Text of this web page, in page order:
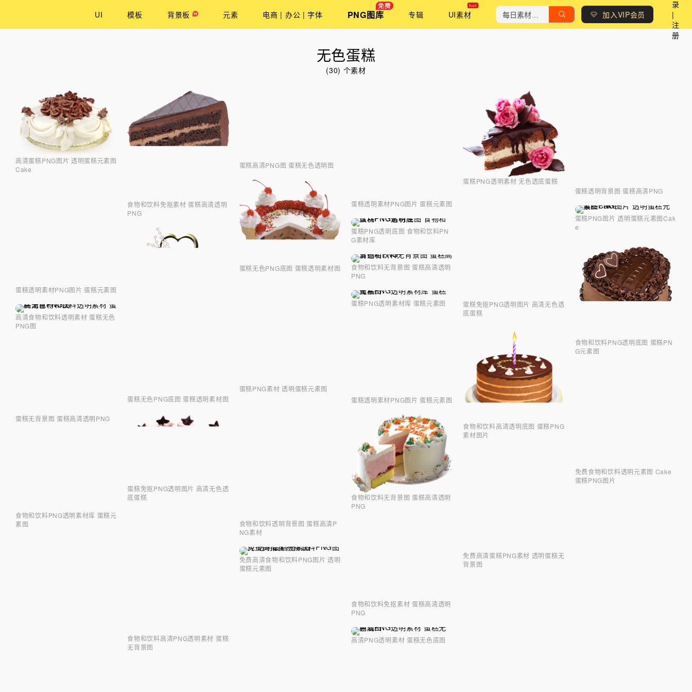
UI 模板 背景板 元素 电商 | 办公 | 字体 PNG图库 专辑 UI素材 加入VIP会员
录
|
注
册
无色蛋糕
(30) 个素材
高清蛋糕PNG图片 透明蛋糕元素图
Cake
蛋糕透明素材PNG图片 蛋糕元素图
高清食物和饮料透明素材 蛋糕无色
PNG图
蛋糕无背景图 蛋糕高清透明PNG
食物和饮料PNG透明素材库 蛋糕元
素图
食物和饮料免抠素材 蛋糕高清透明
PNG
蛋糕无色PNG底图 蛋糕透明素材图
蛋糕免抠PNG透明图片 高清无色透
底蛋糕
食物和饮料高清PNG透明素材 蛋糕
无背景图
蛋糕高清PNG图 蛋糕无色透明图
蛋糕无色PNG底图 蛋糕透明素材图
蛋糕PNG素材 透明蛋糕元素图
食物和饮料透明背景图 蛋糕高清P
NG素材
免费高清食物和饮料PNG图片 透明
蛋糕元素图
蛋糕透明素材PNG图片 蛋糕元素图
蛋糕PNG透明底图 食物和饮料PN
G素材库
食物和饮料无背景图 蛋糕高清透明
PNG
蛋糕PNG透明素材库 蛋糕元素图
蛋糕透明素材PNG图片 蛋糕元素图
食物和饮料无背景图 蛋糕高清透明
PNG
食物和饮料免抠素材 蛋糕高清透明
PNG
高清PNG透明素材 蛋糕无色底图
蛋糕PNG透明素材 无色透底蛋糕
蛋糕免抠PNG透明图片 高清无色透
底蛋糕
食物和饮料高清透明底图 蛋糕PNG
素材图片
免费高清蛋糕PNG素材 透明蛋糕无
背景图
蛋糕透明背景图 蛋糕高清PNG
蛋糕PNG图片 透明蛋糕元素图Cak
e
食物和饮料PNG透明底图 蛋糕PN
G元素图
免费食物和饮料透明元素图 Cake
蛋糕PNG图片